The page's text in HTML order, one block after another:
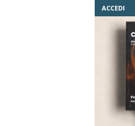
ACCEDI